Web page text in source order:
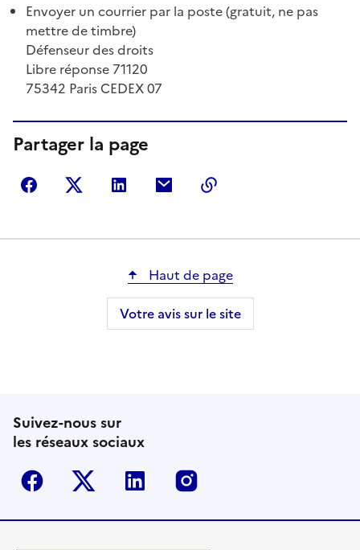
Envoyer un courrier par la poste (gratuit, ne pas
mettre de timbre)
Défenseur des droits
Libre réponse 71120
75342 Paris CEDEX 07
Partager la page
Partager sur Facebook
Partager sur Twitter
Partager sur LinkedIn
Partager par courriel
Haut de page
Votre avis sur le site
Suivez-nous sur
les réseaux sociaux
Facebook Twitter-X Linkedin